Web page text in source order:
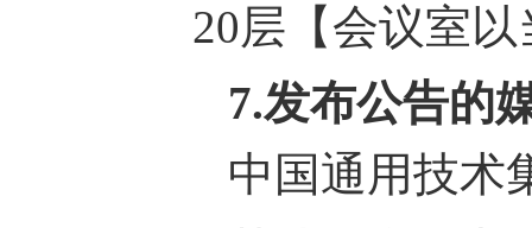
20层【会议室
7.发布公告的
中国通用技术